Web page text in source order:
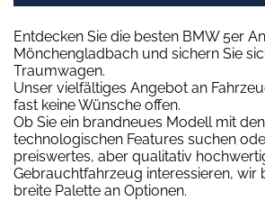
Entdecken Sie die besten BMW 5er
Mönchengladbach und sichern Sie
Traumwagen.
Unser vielfältiges Angebot an
fast keine Wünsche offen.
Ob Sie ein brandneues Modell mit
technologischen Features suchen
preiswertes, aber qualitativ
Gebrauchtfahrzeug interessieren, wir
breite Palette an Optionen.